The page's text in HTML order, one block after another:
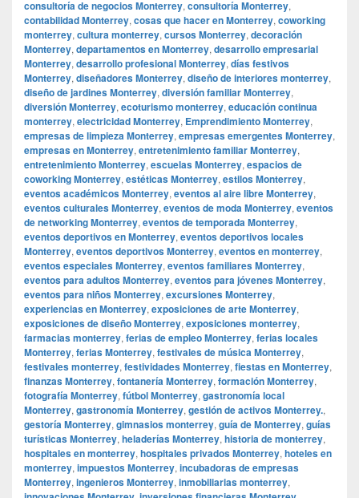
consultoría de negocios Monterrey, consultoría Monterrey,
contabilidad Monterrey, cosas que hacer en Monterrey, coworking
monterrey, cultura monterrey, cursos Monterrey, decoración
Monterrey, departamentos en Monterrey, desarrollo empresarial
Monterrey, desarrollo profesional Monterrey, días festivos
Monterrey, diseñadores Monterrey, diseño de interiores monterrey,
diseño de jardines Monterrey, diversión familiar Monterrey,
diversión Monterrey, ecoturismo monterrey, educación continua
monterrey, electricidad Monterrey, Emprendimiento Monterrey,
empresas de limpieza Monterrey, empresas emergentes Monterrey,
empresas en Monterrey, entretenimiento familiar Monterrey,
entretenimiento Monterrey, escuelas Monterrey, espacios de
coworking Monterrey, estéticas Monterrey, estilos Monterrey,
eventos académicos Monterrey, eventos al aire libre Monterrey,
eventos culturales Monterrey, eventos de moda Monterrey, eventos
de networking Monterrey, eventos de temporada Monterrey,
eventos deportivos en Monterrey, eventos deportivos locales
Monterrey, eventos deportivos Monterrey, eventos en monterrey,
eventos especiales Monterrey, eventos familiares Monterrey,
eventos para adultos Monterrey, eventos para jóvenes Monterrey,
eventos para niños Monterrey, excursiones Monterrey,
experiencias en Monterrey, exposiciones de arte Monterrey,
exposiciones de diseño Monterrey, exposiciones monterrey,
farmacias monterrey, ferias de empleo Monterrey, ferias locales
Monterrey, ferias Monterrey, festivales de música Monterrey,
festivales monterrey, festividades Monterrey, fiestas en Monterrey,
finanzas Monterrey, fontanería Monterrey, formación Monterrey,
fotografía Monterrey, fútbol Monterrey, gastronomía local
Monterrey, gastronomía Monterrey, gestión de activos Monterrey.,
gestoría Monterrey, gimnasios monterrey, guía de Monterrey, guías
turísticas Monterrey, heladerías Monterrey, historia de monterrey,
hospitales en monterrey, hospitales privados Monterrey, hoteles en
monterrey, impuestos Monterrey, incubadoras de empresas
Monterrey, ingenieros Monterrey, inmobiliarias monterrey,